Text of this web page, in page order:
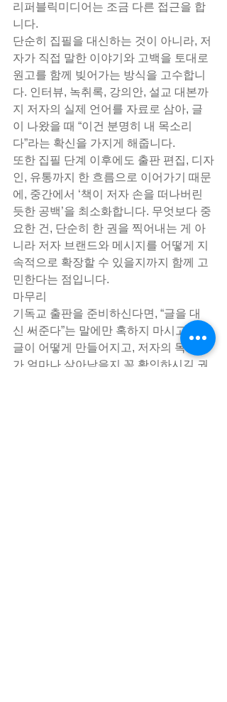
리퍼블릭미디어는 조금 다른 접근을 합
니다.
단순히 집필을 대신하는 것이 아니라, 저
자가 직접 말한 이야기와 고백을 토대로
원고를 함께 빚어가는 방식을 고수합니
다. 인터뷰, 녹취록, 강의안, 설교 대본까
지 저자의 실제 언어를 자료로 삼아, 글
이 나왔을 때 “이건 분명히 내 목소리
다”라는 확신을 가지게 해줍니다.
또한 집필 단계 이후에도 출판 편집, 디자
인, 유통까지 한 흐름으로 이어가기 때문
에, 중간에서 ‘책이 저자 손을 떠나버린
듯한 공백’을 최소화합니다. 무엇보다 중
요한 건, 단순히 한 권을 찍어내는 게 아
니라 저자 브랜드와 메시지를 어떻게 지
속적으로 확장할 수 있을지까지 함께 고
민한다는 점입니다.​
마무리
기독교 출판을 준비하신다면, “글을 대
신 써준다”는 말에만 혹하지 마시고, 그
글이 어떻게 만들어지고, 저자의 목소리
가 얼마나 살아남을지 꼭 확인하시길 권